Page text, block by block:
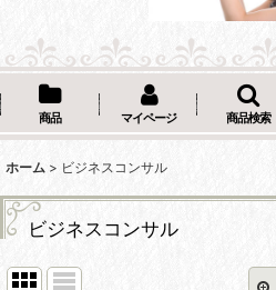
商品 マイページ 商品検索
ホーム > ビジネスコンサル
ビジネスコンサル